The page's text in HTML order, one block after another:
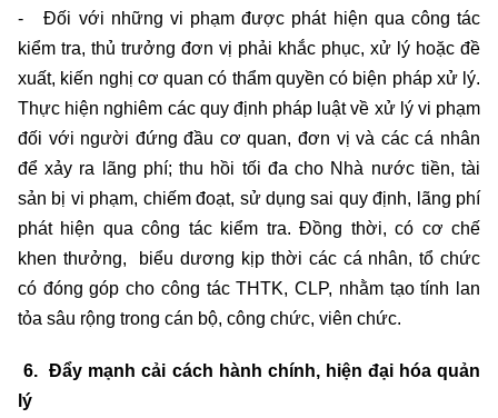
- Đối với những vi phạm được phát hiện qua công tác
kiểm tra, thủ trưởng đơn vị phải khắc phục, xử lý hoặc đề
xuất, kiến nghị cơ quan có thẩm quyền có biện pháp xử lý.
Thực hiện nghiêm các quy định pháp luật về xử lý vi phạm
đối với người đứng đầu cơ quan, đơn vị và các cá nhân
để xảy ra lãng phí; thu hồi tối đa cho Nhà nước tiền, tài
sản bị vi phạm, chiếm đoạt, sử dụng sai quy định, lãng phí
phát hiện qua công tác kiểm tra. Đồng thời, có cơ chế
khen thưởng, biểu dương kịp thời các cá nhân, tổ chức
có đóng góp cho công tác THTK, CLP, nhằm tạo tính lan
tỏa sâu rộng trong cán bộ, công chức, viên chức.
6. Đẩy mạnh cải cách hành chính, hiện đại hóa quản
lý